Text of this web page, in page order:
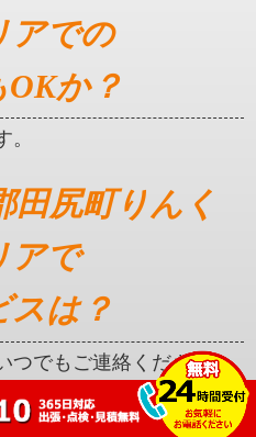
アでの
か？
田尻町りんく
アで
スは？
つでもご連絡ください。
しているか？